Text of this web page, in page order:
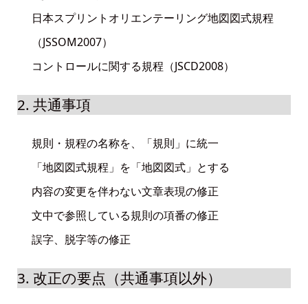
日本スプリントオリエンテーリング地図図式規程
（JSSOM2007）
コントロールに関する規程（JSCD2008）
2. 共通事項
規則・規程の名称を、「規則」に統一
「地図図式規程」を「地図図式」とする
内容の変更を伴わない文章表現の修正
文中で参照している規則の項番の修正
誤字、脱字等の修正
3. 改正の要点（共通事項以外）